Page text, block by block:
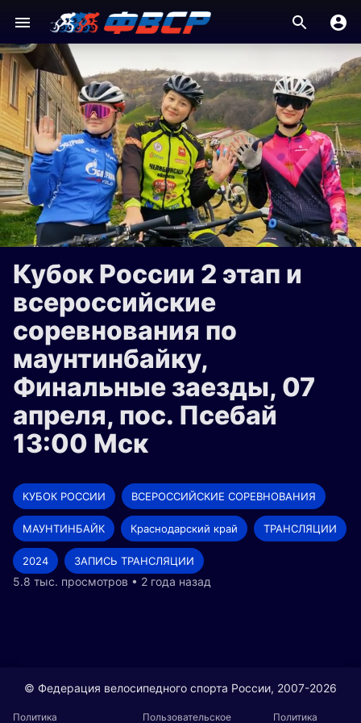
Кубок России 2 этап и
всероссийские
соревнования по
маунтинбайку,
Финальные заезды, 07
апреля, пос. Псебай
13:00 Мск
КУБОК РОССИИ ВСЕРОССИЙСКИЕ СОРЕВНОВАНИЯ
МАУНТИНБАЙК Краснодарский край ТРАНСЛЯЦИИ
2024 ЗАПИСЬ ТРАНСЛЯЦИИ
5.8 тыс. просмотров • 2 года назад
© Федерация велосипедного спорта России, 2007-2026
Политика Пользовательское Политика